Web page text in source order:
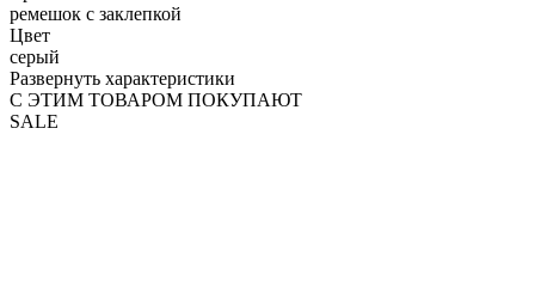
ремешок с заклепкой
Цвет
серый
Развернуть характеристики
С ЭТИМ ТОВАРОМ ПОКУПАЮТ
SALE